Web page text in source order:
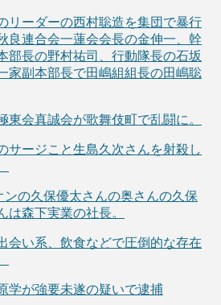
リーダーの西村聡造を集団で暴行
良連合会一蓮会会長の金伸一、幹
部長の野村祐司、行動隊長の石坂
家副本部長で田嶋組組長の田嶋聡
東会真誠会が歌舞伎町で乱闘に。
サージこと生島久次さんを射殺し
ンの久保優太さんの奥さんの久保
は森下実業の社長。
会い系、飲食などで圧倒的な存在
学が強要未遂の疑いで逮捕